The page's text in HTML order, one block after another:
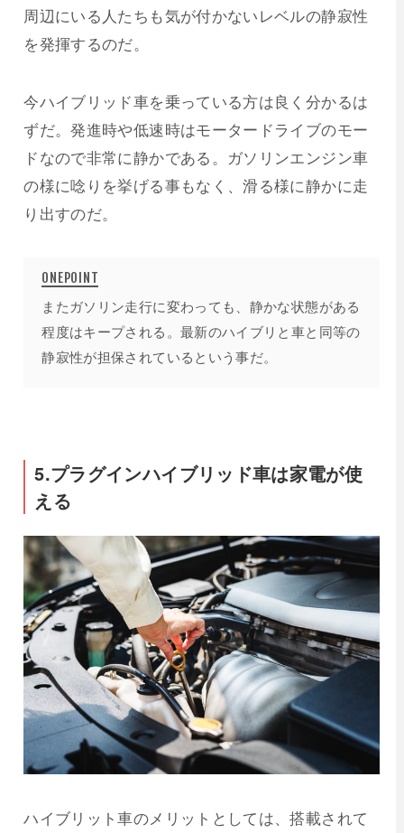
周辺にいる人たちも気が付かないレベルの静寂性
を発揮するのだ。
今ハイブリッド車を乗っている方は良く分かるは
ずだ。発進時や低速時はモータードライブのモー
ドなので非常に静かである。ガソリンエンジン車
の様に唸りを挙げる事もなく、滑る様に静かに走
り出すのだ。
またガソリン走行に変わっても、静かな状態がある
程度はキープされる。最新のハイブリと車と同等の
静寂性が担保されているという事だ。
5.プラグインハイブリッド車は家電が使
える
ハイブリット車のメリットとしては、搭載されて